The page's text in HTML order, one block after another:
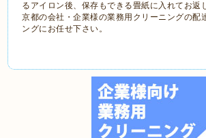
るアイロン後、保存もできる畳紙に入れてお返
京都の会社・企業様の業務用クリーニングの配
ングにお任せ下さい。